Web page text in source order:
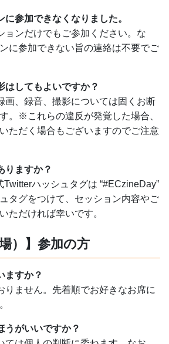
に参加できなくなりました。
ョンだけでもご参加ください。な
に参加できない旨の連絡は不要でご
はしてもよいですか？
画、録音、撮影については固くお断
。※これらの違反が発覚した場合、
ただく場合もございますのでご注意
りますか？
ハッシュタグは “#ECzineDay”
タグをつけて、セッション内容やご
ただければ幸いです。
）】参加の方
ますか？
ません。先着順でお好きなお席に
うがいいですか？